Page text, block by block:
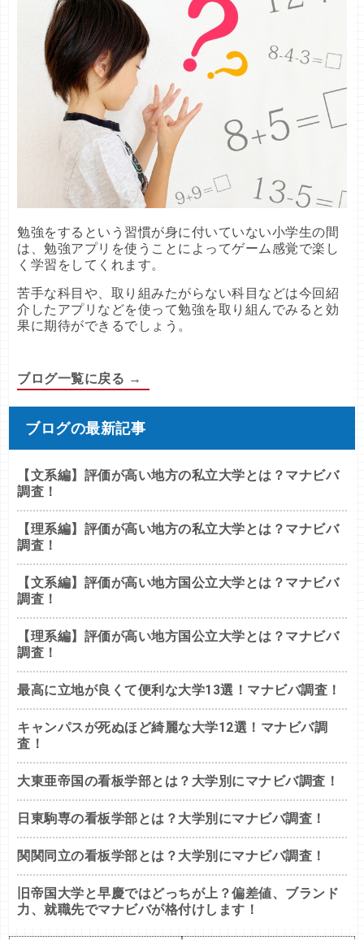
勉強をするという習慣が身に付いていない小学生の間
は、勉強アプリを使うことによってゲーム感覚で楽し
く学習をしてくれます。
苦手な科目や、取り組みたがらない科目などは今回紹
介したアプリなどを使って勉強を取り組んでみると効
果に期待ができるでしょう。
ブログ一覧に戻る →
ブログの最新記事
【文系編】評価が高い地方の私立大学とは？マナビバ
調査！
【理系編】評価が高い地方の私立大学とは？マナビバ
調査！
【文系編】評価が高い地方国公立大学とは？マナビバ
調査！
【理系編】評価が高い地方国公立大学とは？マナビバ
調査！
最高に立地が良くて便利な大学13選！マナビバ調査！
キャンパスが死ぬほど綺麗な大学12選！マナビバ調
査！
大東亜帝国の看板学部とは？大学別にマナビバ調査！
日東駒専の看板学部とは？大学別にマナビバ調査！
関関同立の看板学部とは？大学別にマナビバ調査！
旧帝国大学と早慶ではどっちが上？偏差値、ブランド
力、就職先でマナビバが格付けします！